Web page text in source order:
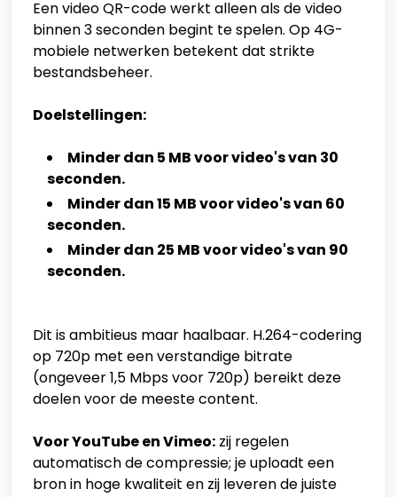
Een video QR-code werkt alleen als de video
binnen 3 seconden begint te spelen. Op 4G-
mobiele netwerken betekent dat strikte
bestandsbeheer.
Doelstellingen:
Minder dan 5 MB voor video's van 30
seconden.
Minder dan 15 MB voor video's van 60
seconden.
Minder dan 25 MB voor video's van 90
seconden.
Dit is ambitieus maar haalbaar. H.264-codering
op 720p met een verstandige bitrate
(ongeveer 1,5 Mbps voor 720p) bereikt deze
doelen voor de meeste content.
Voor YouTube en Vimeo: zij regelen
automatisch de compressie; je uploadt een
bron in hoge kwaliteit en zij leveren de juiste